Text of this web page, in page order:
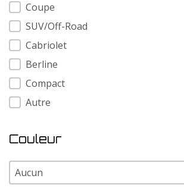
Carrosserie
Coupe
SUV/Off-Road
Cabriolet
Berline
Compact
Autre
Couleur
Couleur
Couleur